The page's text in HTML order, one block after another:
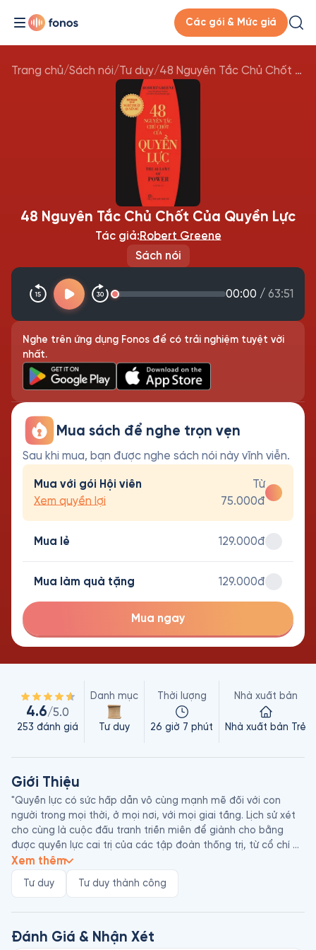
Các gói & Mức giá
Trang chủ/Sách nói/Tư duy/ 48 Nguyên Tắc Chủ Chốt Của Quyền Lực
Sách nói
48 Nguyên Tắc Chủ Chốt Của Quyền Lực
Tác giả:Robert Greene
00:00 / 63:51
Nghe trên ứng dụng Fonos để có trải nghiệm tuyệt vời
nhất.
Mua sách để nghe trọn vẹn
Sau khi mua, bạn được nghe sách nói này vĩnh viễn.
Mua với gói Hội viên
Xem quyền lợi
Từ
75.000đ
Mua lẻ 129.000đ
Mua làm quà tặng 129.000đ
Mua ngay
4.6/5.0
253 đánh giá
Danh mục
Tư duy
Thời lượng
26 giờ 7 phút
Nhà xuất bản
Nhà xuất bản Trẻ
Giới Thiệu
"Quyền lực có sức hấp dẫn vô cùng mạnh mẽ đối với con
người trong mọi thời, ở mọi nơi, với mọi giai tầng. Lịch sử xét
cho cùng là cuộc đấu tranh triền miên để giành cho bằng
được quyền lực cai trị của các tập đoàn thống trị, từ cổ chí
kim, từ đông sang tây.
Quyền lực là thứ mà rất nhiều người mong muốn nhưng không
rất con người. Nhưng, liệu có phải chỉ những tài năng xuất
Xem thêm
Tư duy Tư duy thành công
Đánh Giá & Nhận Xét